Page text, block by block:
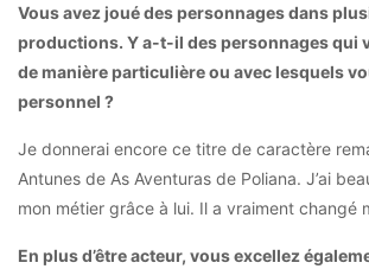
Vous avez joué des personnages dans
productions. Y a-t-il des personnages qui
de manière particulière ou avec lesquels
personnel ?
Je donnerai encore ce titre de caractère
Antunes de As Aventuras de Poliana. J’ai
mon métier grâce à lui. Il a vraiment changé
En plus d’être acteur, vous excellez